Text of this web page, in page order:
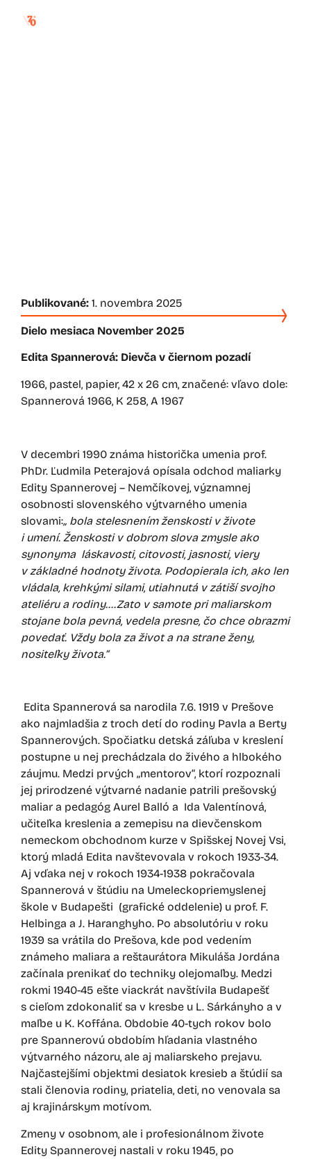
Publikované: 1. novembra 2025
Dielo mesiaca November 2025
Edita Spannerová: Dievča v čiernom pozadí
1966, pastel, papier, 42 x 26 cm, značené: vľavo dole:
Spannerová 1966, K 258, A 1967
V decembri 1990 známa historička umenia prof.
PhDr. Ľudmila Peterajová opísala odchod maliarky
Edity Spannerovej – Nemčíkovej, významnej
osobnosti slovenského výtvarného umenia
slovami:„ bola stelesnením ženskosti v živote
i umení. Ženskosti v dobrom slova zmysle ako
synonyma láskavosti, citovosti, jasnosti, viery
v základné hodnoty života. Podopierala ich, ako len
vládala, krehkými silami, utiahnutá v zátiší svojho
ateliéru a rodiny….Zato v samote pri maliarskom
stojane bola pevná, vedela presne, čo chce obrazmi
povedať. Vždy bola za život a na strane ženy,
nositeľky života.“
Edita Spannerová sa narodila 7.6. 1919 v Prešove
ako najmladšia z troch detí do rodiny Pavla a Berty
Spannerových. Spočiatku detská záľuba v kreslení
postupne u nej prechádzala do živého a hlbokého
záujmu. Medzi prvých „mentorov“, ktorí rozpoznali
jej prirodzené výtvarné nadanie patrili prešovský
maliar a pedagóg Aurel Balló a Ida Valentínová,
učiteľka kreslenia a zemepisu na dievčenskom
nemeckom obchodnom kurze v Spišskej Novej Vsi,
ktorý mladá Edita navštevovala v rokoch 1933-34.
Aj vďaka nej v rokoch 1934-1938 pokračovala
Spannerová v štúdiu na Umeleckopriemyslenej
škole v Budapešti (grafické oddelenie) u prof. F.
Helbinga a J. Haranghyho. Po absolutóriu v roku
1939 sa vrátila do Prešova, kde pod vedením
známeho maliara a reštaurátora Mikuláša Jordána
začínala prenikať do techniky olejomaľby. Medzi
rokmi 1940-45 ešte viackrát navštívila Budapešť
s cieľom zdokonaliť sa v kresbe u L. Sárkányho a v
maľbe u K. Koffána. Obdobie 40-tych rokov bolo
pre Spannerovú obdobím hľadania vlastného
výtvarného názoru, ale aj maliarskeho prejavu.
Najčastejšími objektmi desiatok kresieb a štúdií sa
stali členovia rodiny, priatelia, deti, no venovala sa
aj krajinárskym motívom.
Zmeny v osobnom, ale i profesionálnom živote
Edity Spannerovej nastali v roku 1945, po